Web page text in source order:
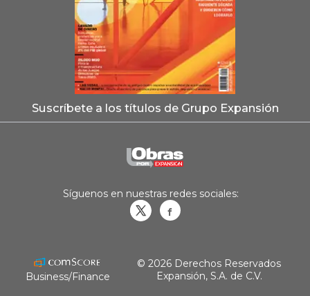
Suscríbete a los títulos de Grupo Expansión
Síguenos en nuestras redes sociales:
Business/Finance
© 2026 Derechos Reservados
Expansión, S.A. de C.V.